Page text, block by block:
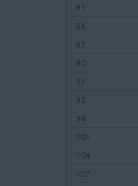
81
84
87
90
93
95
98
101
104
107